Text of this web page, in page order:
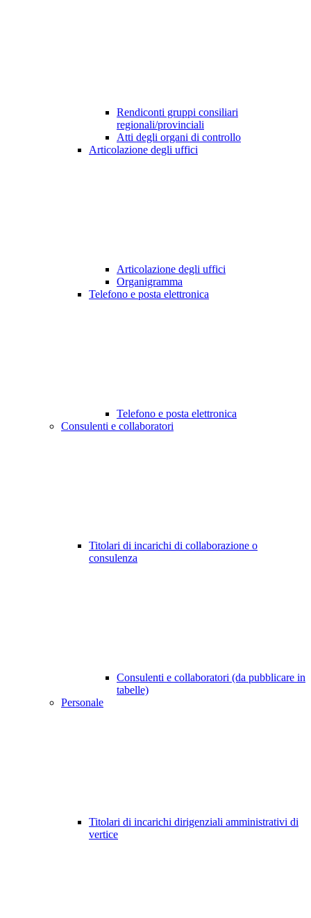
Rendiconti gruppi consiliari
regionali/provinciali
Atti degli organi di controllo
Articolazione degli uffici
Articolazione degli uffici
Organigramma
Telefono e posta elettronica
Telefono e posta elettronica
Consulenti e collaboratori
Titolari di incarichi di collaborazione o
consulenza
Consulenti e collaboratori (da pubblicare in
tabelle)
Personale
Titolari di incarichi dirigenziali amministrativi di
vertice